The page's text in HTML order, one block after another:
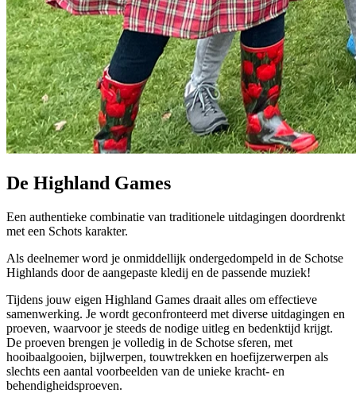
De Highland Games
Een authentieke combinatie van traditionele uitdagingen doordrenkt
met een Schots karakter.
Als deelnemer word je onmiddellijk ondergedompeld in de Schotse
Highlands door de aangepaste kledij en de passende muziek!
Tijdens jouw eigen Highland Games draait alles om effectieve
samenwerking. Je wordt geconfronteerd met diverse uitdagingen en
proeven, waarvoor je steeds de nodige uitleg en bedenktijd krijgt.
De proeven brengen je volledig in de Schotse sferen, met
hooibaalgooien, bijlwerpen, touwtrekken en hoefijzerwerpen als
slechts een aantal voorbeelden van de unieke kracht- en
behendigheidsproeven.